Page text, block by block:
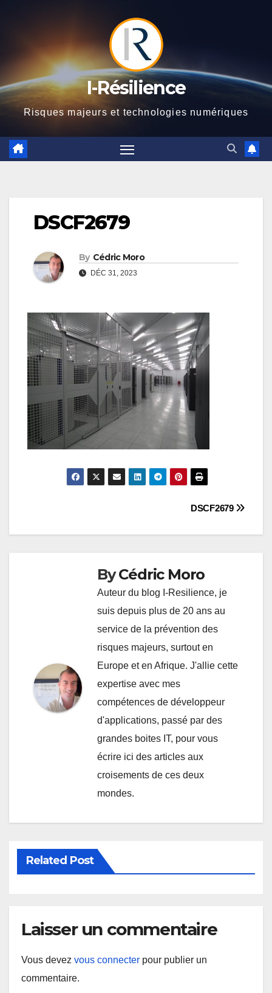
I-Résilience
Risques majeurs et technologies numériques
DSCF2679
By Cédric Moro
DÉC 31, 2023
de
DSCF2679
ByCédric Moro
Auteur du blog I-Resilience, je
suis depuis plus de 20 ans au
service de la prévention des
risques majeurs, surtout en
Europe et en Afrique. J'allie cette
expertise avec mes
compétences de développeur
d'applications, passé par des
grandes boites IT, pour vous
écrire ici des articles aux
croisements de ces deux
mondes.
Related Post
Laisser un commentaire
Vous devez vous connecter pour publier un
commentaire.